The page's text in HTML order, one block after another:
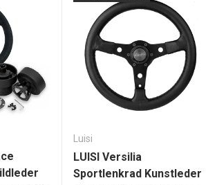
Luisi
LUISI Versilia
Sportlenkrad Kunstleder